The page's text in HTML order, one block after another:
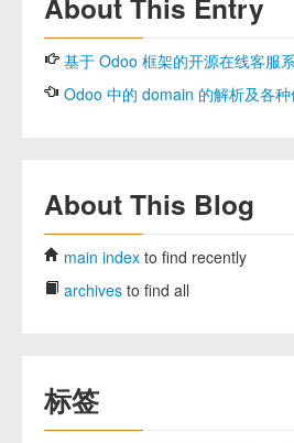
About This Entry
基于 Odoo 框架的开源在线客服
Odoo 中的 domain 的解析及各
About This Blog
main index to find recently
archives to find all
标签